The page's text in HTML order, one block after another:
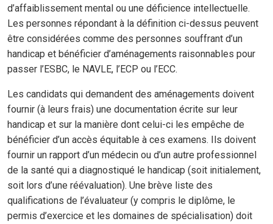
d’affaiblissement mental ou une déficience intellectuelle.
Les personnes répondant à la définition ci-dessus peuvent
être considérées comme des personnes souffrant d’un
handicap et bénéficier d’aménagements raisonnables pour
passer l’ESBC, le NAVLE, l’ECP ou l’ECC.
Les candidats qui demandent des aménagements doivent
fournir (à leurs frais) une documentation écrite sur leur
handicap et sur la manière dont celui-ci les empêche de
bénéficier d’un accès équitable à ces examens. Ils doivent
fournir un rapport d’un médecin ou d’un autre professionnel
de la santé qui a diagnostiqué le handicap (soit initialement,
soit lors d’une réévaluation). Une brève liste des
qualifications de l’évaluateur (y compris le diplôme, le
permis d’exercice et les domaines de spécialisation) doit